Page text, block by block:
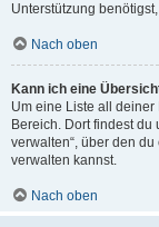
Unterstützung
Nach oben
Kann ich eine
Um eine Liste all
Bereich. Dort findest du
verwalten“, über den
verwalten kannst.
Nach oben